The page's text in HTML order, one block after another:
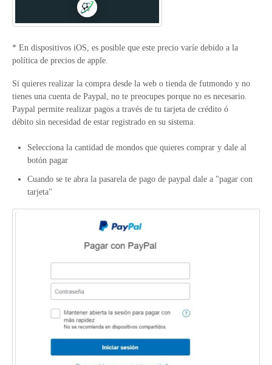
* En dispositivos iOS, es posible que este precio varíe debido a la
política de precios de apple.
Si quieres realizar la compra desde la web o tienda de futmondo y no
tienes una cuenta de Paypal, no te preocupes porque no es necesario.
Paypal permite realizar pagos a través de tu tarjeta de crédito ó
débito sin necesidad de estar registrado en su sistema.
Selecciona la cantidad de mondos que quieres comprar y dale al
botón pagar
Cuando se te abra la pasarela de pago de paypal dale a "pagar con
tarjeta"